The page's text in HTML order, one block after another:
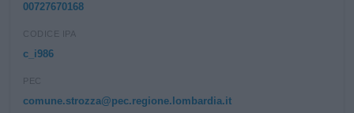
00727670168
CODICE IPA
c_i986
PEC
comune.strozza@pec.regione.lombardia.it